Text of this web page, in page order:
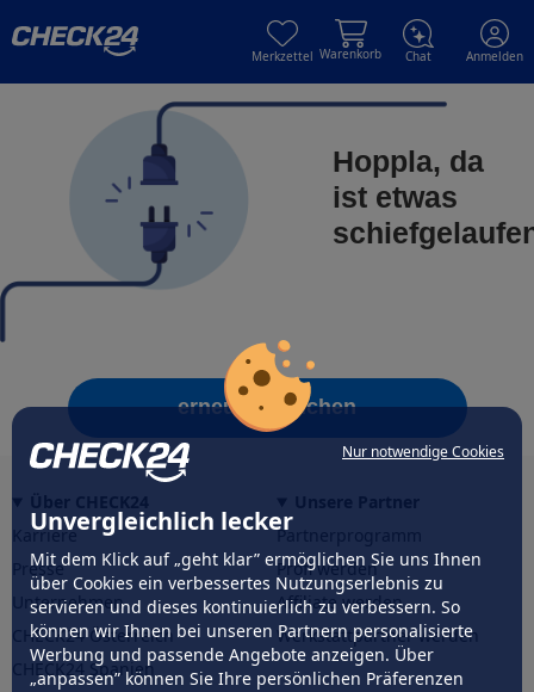
Nur notwendige Cookies
Unvergleichlich lecker
Mit dem Klick auf „geht klar” ermöglichen Sie uns Ihnen
über Cookies ein verbessertes Nutzungserlebnis zu
servieren und dieses kontinuierlich zu verbessern. So
können wir Ihnen bei unseren Partnern personalisierte
Werbung und passende Angebote anzeigen. Über
„anpassen” können Sie Ihre persönlichen Präferenzen
Merkzettel Warenkorb Chat Anmelden
Hoppla, da
ist etwas
erneut versuchen
Karriere
Presse
Unternehmen
CHECK24 Österreich
CHECK24 Spanien
Partnerprogramm
Profi werden
Affiliate werden
Werkstattpartner werden